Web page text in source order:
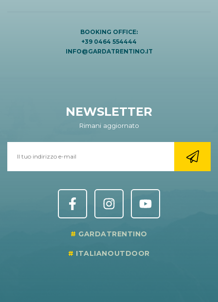
BOOKING OFFICE:
+39 0464 554444
INFO@GARDATRENTINO.IT
NEWSLETTER
Rimani aggiornato
GARDATRENTINO
ITALIANOUTDOOR